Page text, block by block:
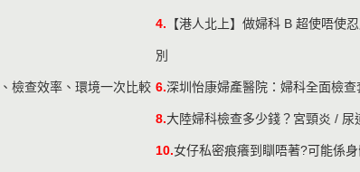
4. 【港人北上】做婦科 B 超使唔使
別
檢查效率、環境一次比較 6.深圳怡康婦產醫院：婦科全面檢
8.大陸婦科檢查多少錢？宮頸炎 / 尿
10.女仔私密痕癢到瞓唔著?可能係